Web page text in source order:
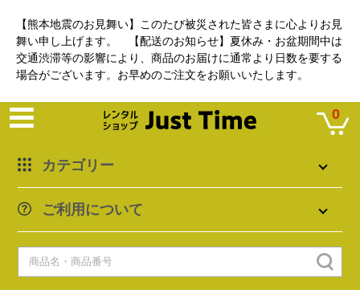
【熊本地震のお見舞い】このたび被災された皆さまに心よりお見
舞い申し上げます。 【配送のお知らせ】夏休み・お盆期間中は
交通渋滞等の影響により、商品のお届けに通常より日数を要する
場合がございます。お早めのご注文をお願いいたします。
カテゴリー
ご利用について
0